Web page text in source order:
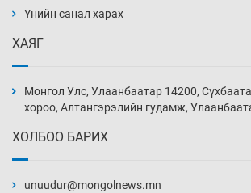
нэмэгджээ
Уржигдар 13 цаг 30 мин
Уржигдар 13 цаг 00 мин
Үнийн санал харах
ХАЯГ
Монгол Улс, Улаанбаатар 14200,
хороо, Алтангэрэлийн гудамж,
ХОЛБОО БАРИХ
unuudur@mongolnews.mn